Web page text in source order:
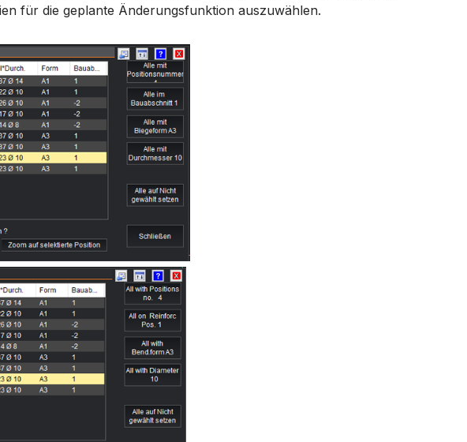
für die geplante Änderungsfunktion auszuwählen.